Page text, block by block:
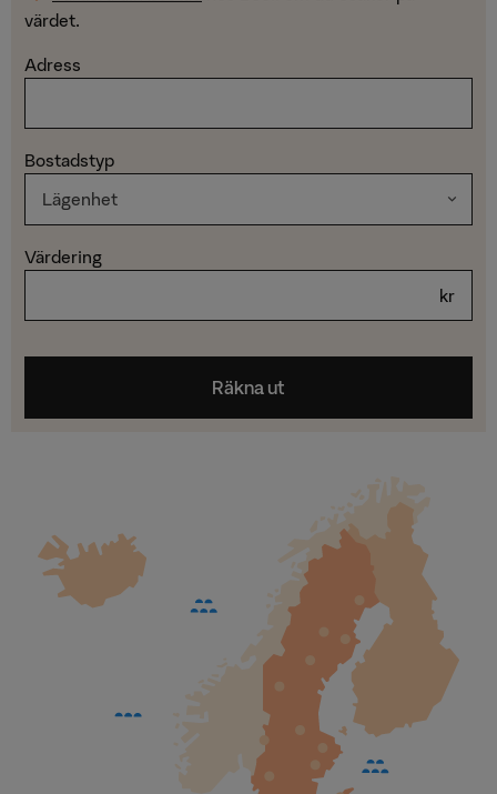
värdet.
Adress
Bostadstyp
Värdering
kr
Räkna ut